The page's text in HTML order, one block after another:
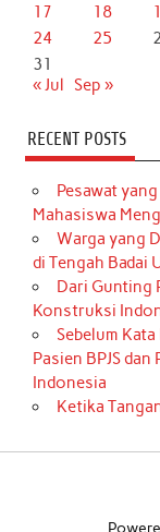
17
18
24
25
31
« Jul Sep »
RECENT POSTS
Pesawat
Mahasiswa
Warga yang
di Tengah Badai
Dari Gunting
Konstruksi
Sebelum
Pasien BPJS dan
Indonesia
Ketika